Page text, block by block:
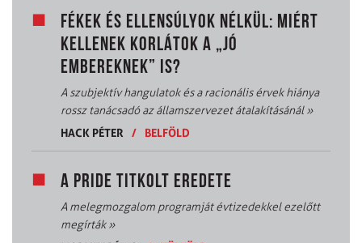
FÉKEK ÉS ELLENSÚLYOK NÉLKÜL: MIÉRT
KELLENEK KORLÁTOK A „JÓ
EMBEREKNEK” IS?
A szubjektív hangulatok és a racionális érvek hiánya
rossz tanácsadó az államszervezet átalakításánál»
HACK PÉTER / BELFÖLD
A PRIDE TITKOLT EREDETE
A melegmozgalom programját évtizedekkel ezelőtt
megírták»